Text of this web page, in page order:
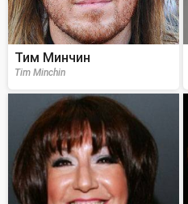
Тим Минчин
Tim Minchin